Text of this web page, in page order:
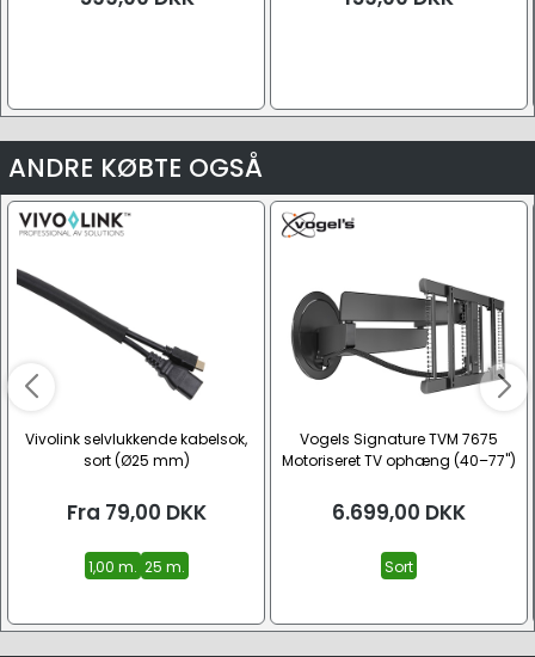
ANDRE KØBTE OGSÅ
Vivolink selvlukkende kabelsok,
sort (Ø25 mm)
Fra 79,00 DKK
1,00 m. 25 m.
Vogels Signature TVM 7675
Motoriseret TV ophæng (40–77")
6.699,00 DKK
Sort